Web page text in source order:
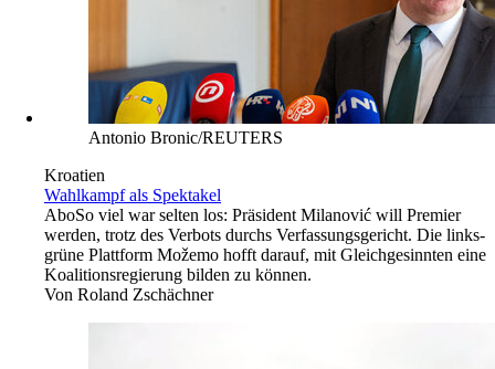
Antonio Bronic/REUTERS
Kroatien
Wahlkampf als Spektakel
AboSo viel war selten los: Präsident Milanović will Premier
werden, trotz des Verbots durchs Verfassungsgericht. Die links-
grüne Plattform Možemo hofft darauf, mit Gleichgesinnten eine
Koalitionsregierung bilden zu können.
Von Roland Zschächner